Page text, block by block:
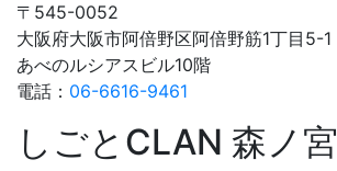
〒545-0052
大阪府大阪市阿倍野区阿倍野筋1丁目5-1
あべのルシアスビル10階
電話： 06-6616-9461
しごとCLAN 森ノ宮